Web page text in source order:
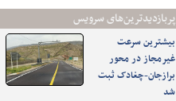
پربازدیدترین‌های سرویس
بیشترین سرعت
غیرمجاز در محور
برازجان-چغادک ثبت
شد